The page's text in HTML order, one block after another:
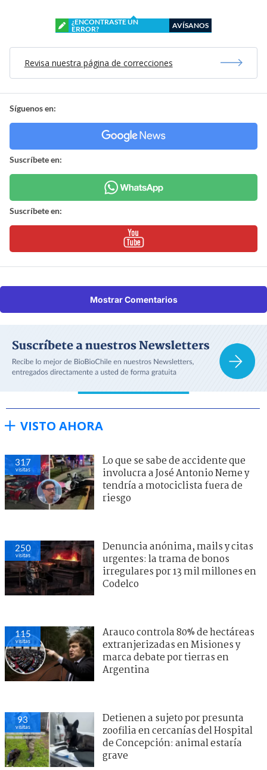
¿ENCONTRASTE UN
ERROR?
AVÍSANOS
Revisa nuestra página de correcciones
Síguenos en:
Suscríbete en:
Suscríbete en:
Mostrar Comentarios
VISTO AHORA
317
visitas
Lo que se sabe de accidente que
involucra a José Antonio Neme y
tendría a motociclista fuera de
riesgo
250
visitas
Denuncia anónima, mails y citas
urgentes: la trama de bonos
irregulares por 13 mil millones en
Codelco
115
visitas
Arauco controla 80% de hectáreas
extranjerizadas en Misiones y
marca debate por tierras en
Argentina
93
visitas
Detienen a sujeto por presunta
zoofilia en cercanías del Hospital
de Concepción: animal estaría
grave